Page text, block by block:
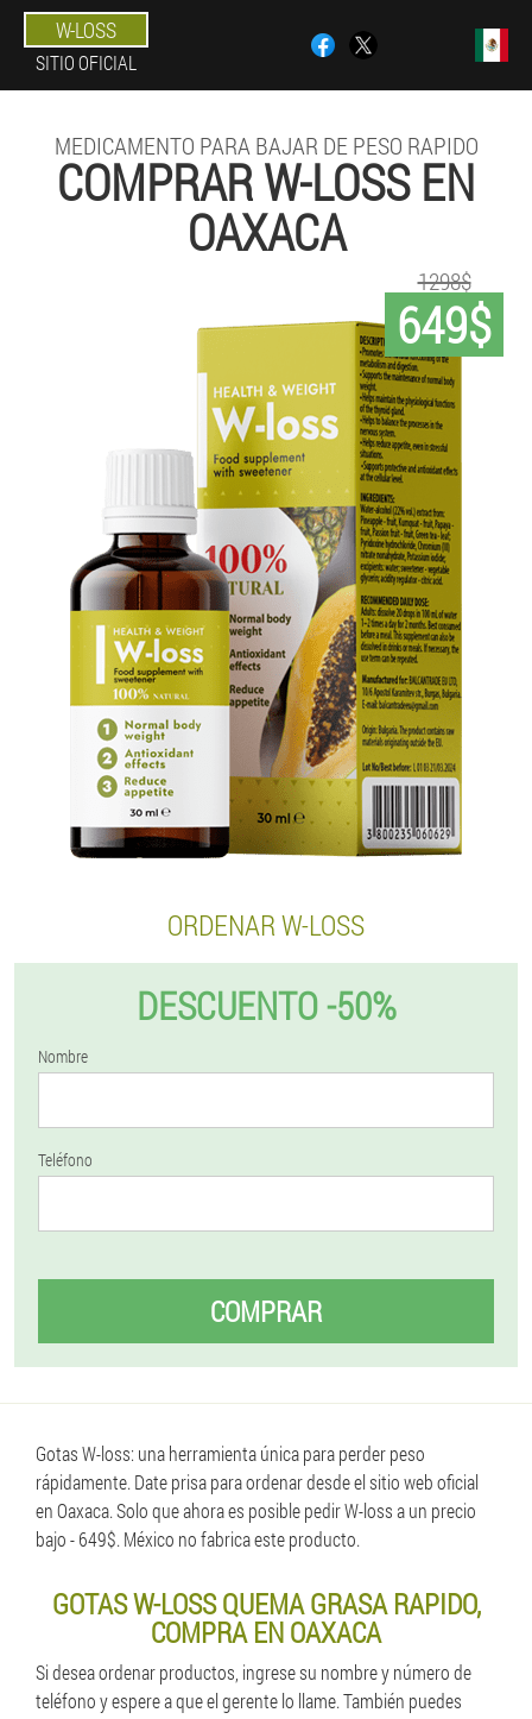
W-LOSS
SITIO OFICIAL
MEDICAMENTO PARA BAJAR DE PESO RAPIDO
COMPRAR W-LOSS EN
OAXACA
649$
1298$
ORDENAR W-LOSS
DESCUENTO -50%
Nombre
Teléfono
COMPRAR
Gotas W-loss: una herramienta única para perder peso
rápidamente. Date prisa para ordenar desde el sitio web oficial
en Oaxaca. Solo que ahora es posible pedir W-loss a un precio
bajo - 649$. México no fabrica este producto.
GOTAS W-LOSS QUEMA GRASA RAPIDO,
COMPRA EN OAXACA
Si desea ordenar productos, ingrese su nombre y número de
teléfono y espere a que el gerente lo llame. También puedes